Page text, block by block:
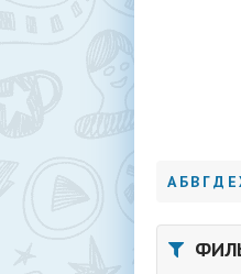
А БВ ГД Е